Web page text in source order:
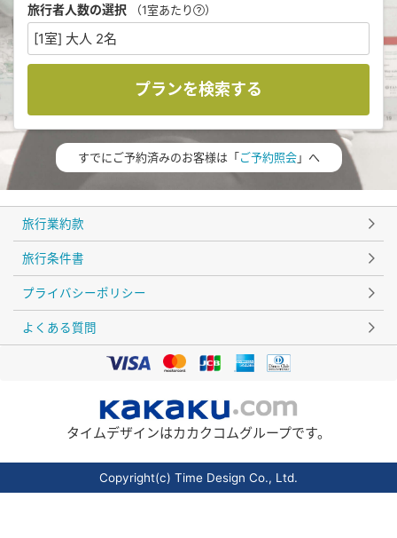
旅行者人数の選択 （1室あたり ）
[1室] 大人 2名
プランを検索する
すでにご予約済みのお客様は「ご予約照会」へ
旅行業約款
旅行条件書
プライバシーポリシー
よくある質問
タイムデザインはカカクコムグループです。
Copyright(c) Time Design Co., Ltd.